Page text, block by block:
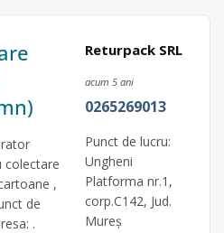
colectare
,
de
.
Returpack SRL
acum 5 ani
0265269013
Punct de lucru:
Ungheni
Platforma nr.1,
corp.C142, Jud.
Mureș